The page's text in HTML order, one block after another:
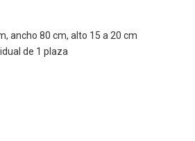
ancho 80 cm, alto 15 a 20 cm
de 1 plaza